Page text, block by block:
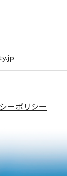
ーポリシー